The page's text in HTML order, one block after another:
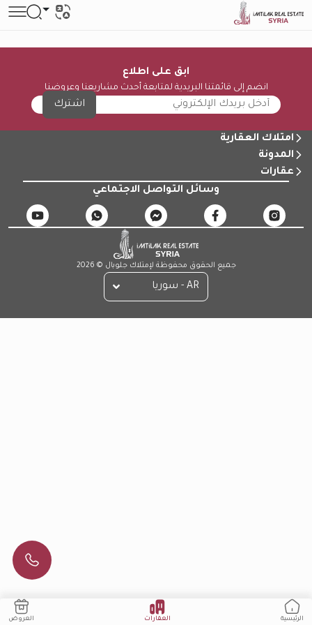
الرئيسية العقارات العروض
ابق على اطلاع
انضم إلى قائمتنا البريدية لمتابعة أحدث مشاريعنا وعروضنا
اشترك
امتلاك العقارية
المدونة
عقارات
وسائل التواصل الاجتماعي
جميع الحقوق محفوظة لإمتلاك جلوبال © 2026
AR - سوريا